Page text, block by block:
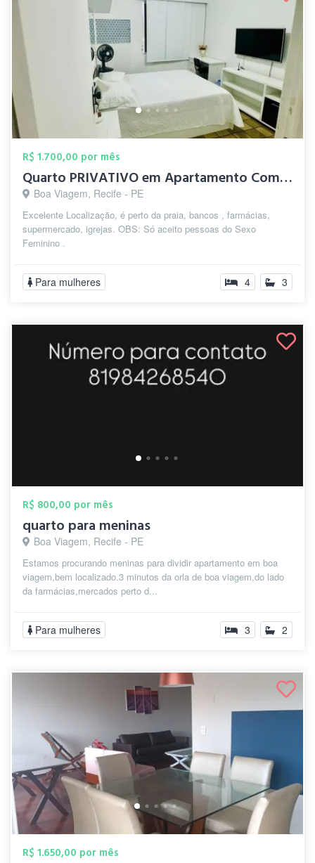
R$ 1.700,00 por mês
Quarto PRIVATIVO em Apartamento Comparti...
Boa Viagem, Recife - PE
Excelente Localização, é perto da praia, bancos , farmácias,
supermercado, igrejas. OBS: Só aceito pessoas do Sexo
Feminino .
Para mulheres 4 3
R$ 800,00 por mês
quarto para meninas
Boa Viagem, Recife - PE
Estamos procurando meninas para dividir apartamento em boa
viagem,bem localizado.3 minutos da orla de boa viagem,do lado
da farmácias,mercados perto d...
Para mulheres 3 2
R$ 1.650,00 por mês